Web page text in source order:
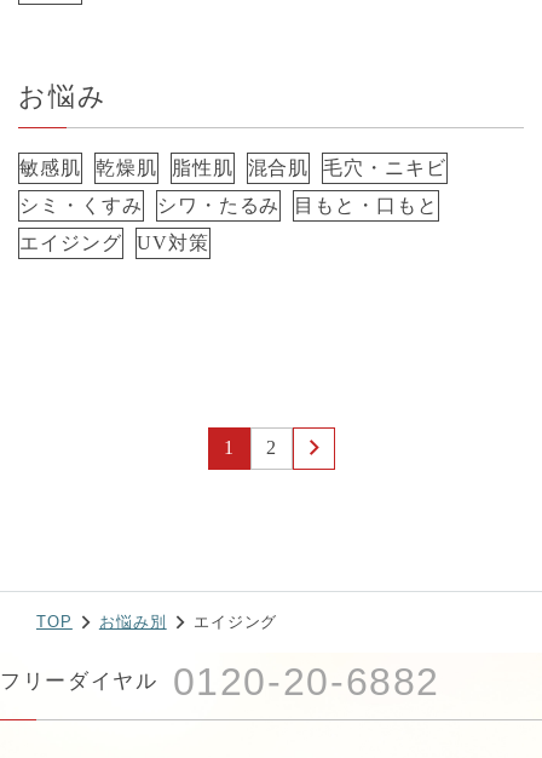
お悩み
敏感肌 乾燥肌 脂性肌 混合肌
毛穴・ニキビ
シミ・くすみ
シワ・たるみ
目もと・口もと
エイジング
UV対策
1 2
TOP お悩み別 エイジング
フリーダイヤル 0120-20-6882